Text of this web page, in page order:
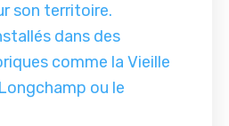
son territoire.
dans des
comme la Vieille
ou le